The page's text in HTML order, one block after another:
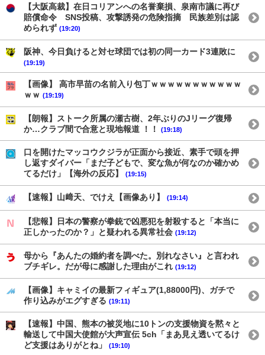
【大阪高裁】在日コリアンへの名誉棄損、泉南市議に再び
賠償命令 SNS投稿、攻撃誘発の危険指摘 民族差別は認
められず (19:20)
阪神、今日負けると対セ球団では初の同一カード3連敗に
(19:19)
【画像】 高市早苗の名前入り包丁ｗｗｗｗｗｗｗｗｗｗｗ
ｗｗ (19:19)
【朗報】ストーク所属の瀬古樹、2年ぶりのJリーグ復帰
か…クラブ間で合意と現地報道 ！！
(19:18)
口を開けたマッコウクジラが正面から接近、素手で頭を押
し返すダイバー「まだ子どもで、変な魚が何なのか確かめ
てるだけ」【海外の反応】
(19:15)
【速報】山﨑天、でけえ【画像あり】 (19:14)
【悲報】日本の警察が拳銃で凶悪犯を射殺すると「本当に
正しかったのか？」と疑われる異常社会 (19:12)
母から『あんたの婚約者を調べた。別れなさい』と言われ
ブチギレ。だが母に感謝した理由がこれ (19:12)
【画像】キャミイの最新フィギュア(1,88000円)、ガチで
作り込みがエグすぎる (19:11)
【速報】中国、熊本の被災地に10トンの支援物資を黙々と
輸送して中国大使館が大声宣伝 5ch「まあ見え透いてるけ
ど支援はありがとね」
(19:10)